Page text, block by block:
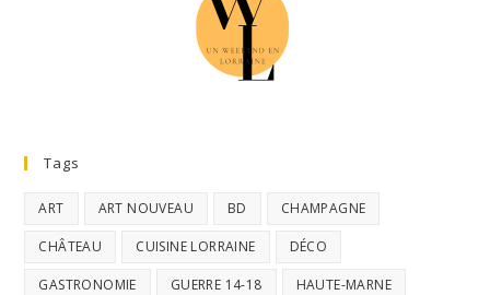
Tags
ART ART NOUVEAU BD CHAMPAGNE
CHÂTEAU CUISINE LORRAINE DÉCO
GASTRONOMIE GUERRE 14-18 HAUTE-MARNE